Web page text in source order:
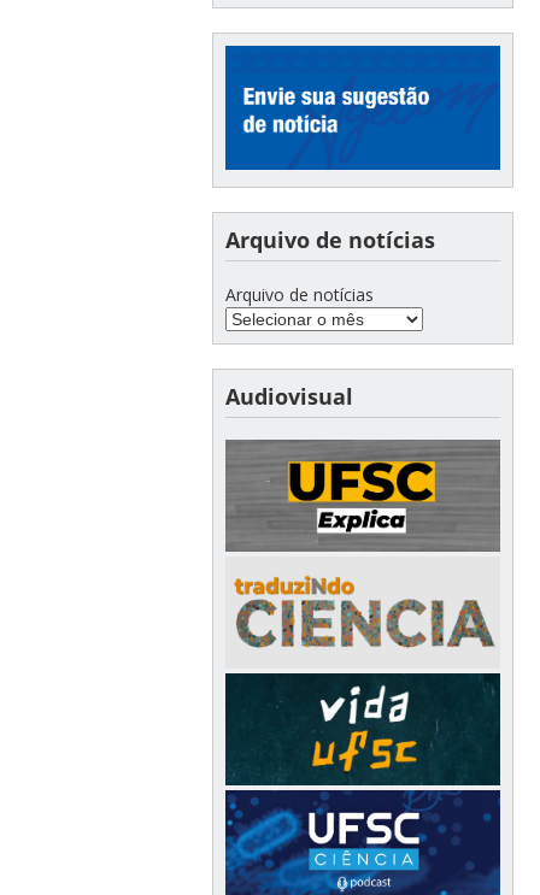
Arquivo de notícias
Arquivo de notícias
Audiovisual